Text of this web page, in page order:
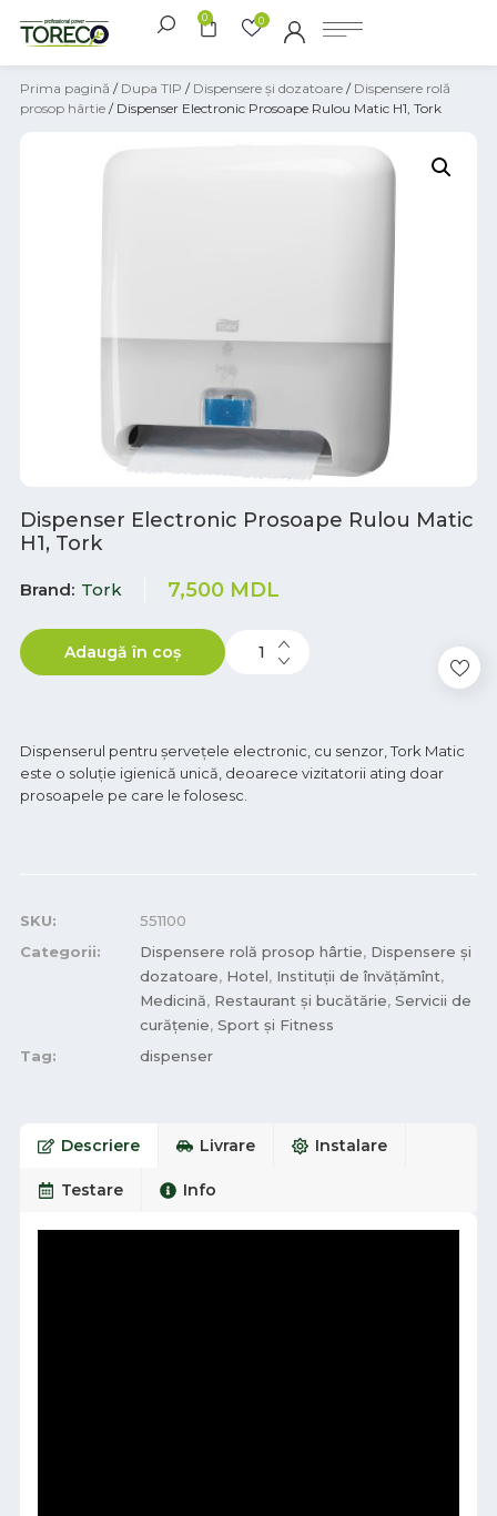
0 0
Prima pagină / Dupa TIP / Dispensere și dozatoare / Dispensere rolă
prosop hârtie / Dispenser Electronic Prosoape Rulou Matic H1, Tork
Dispenser Electronic Prosoape Rulou Matic
H1, Tork
Brand Tork 7,500 MDL
Adaugă în coș
Dispenserul pentru șervețele electronic, cu senzor, Tork Matic
este o soluție igienică unică, deoarece vizitatorii ating doar
prosoapele pe care le folosesc.
SKU:
551100
Categorii:
Dispensere rolă prosop hârtie, Dispensere și
dozatoare, Hotel, Instituții de învățămînt,
Medicină, Restaurant și bucătărie, Servicii de
curățenie, Sport și Fitness
Tag:
dispenser
Descriere Livrare Instalare
Testare Info